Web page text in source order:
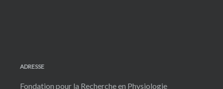
ADRESSE
Fondation pour la Recherche en Physiologie